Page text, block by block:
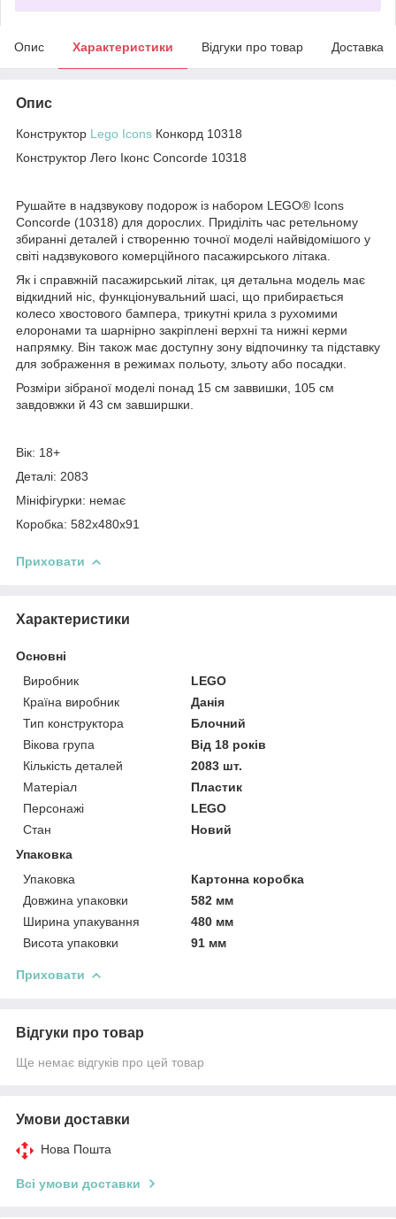
Опис Характеристики Відгуки про товар Доставка
Опис
Конструктор Lego Icons Конкорд 10318
Конструктор Лего Іконс Concorde 10318
Рушайте в надзвукову подорож із набором LEGO® Icons
Concorde (10318) для дорослих. Приділіть час ретельному
збиранні деталей і створенню точної моделі найвідомішого у
світі надзвукового комерційного пасажирського літака.
Як і справжній пасажирський літак, ця детальна модель має
відкидний ніс, функціонувальний шасі, що прибирається
колесо хвостового бампера, трикутні крила з рухомими
елоронами та шарнірно закріплені верхні та нижні керми
напрямку. Він також має доступну зону відпочинку та підставку
для зображення в режимах польоту, зльоту або посадки.
Розміри зібраної моделі понад 15 см заввишки, 105 см
завдовжки й 43 см завширшки.
Вік: 18+
Деталі: 2083
Мініфігурки: немає
Коробка: 582х480х91
Приховати
Характеристики
Основні
Виробник
LEGO
Країна виробник
Данія
Тип конструктора
Блочний
Вікова група
Від 18 років
Кількість деталей
2083 шт.
Матеріал
Пластик
Персонажі
LEGO
Стан
Новий
Упаковка
Упаковка
Картонна коробка
Довжина упаковки
582 мм
Ширина упакування
480 мм
Висота упаковки
91 мм
Приховати
Відгуки про товар
Ще немає відгуків про цей товар
Умови доставки
Нова Пошта
Всі умови доставки